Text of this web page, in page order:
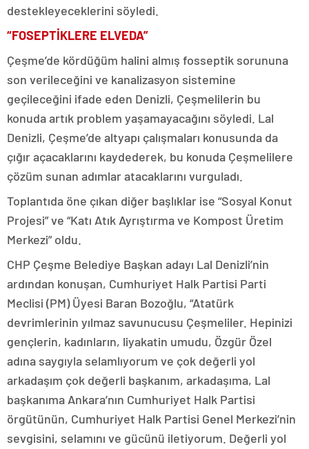
destekleyeceklerini söyledi.
“FOSEPTİKLERE ELVEDA”
Çeşme’de kördüğüm halini almış fosseptik sorununa
son verileceğini ve kanalizasyon sistemine
geçileceğini ifade eden Denizli, Çeşmelilerin bu
konuda artık problem yaşamayacağını söyledi. Lal
Denizli, Çeşme’de altyapı çalışmaları konusunda da
çığır açacaklarını kaydederek, bu konuda Çeşmelilere
çözüm sunan adımlar atacaklarını vurguladı.
Toplantıda öne çıkan diğer başlıklar ise “Sosyal Konut
Projesi” ve “Katı Atık Ayrıştırma ve Kompost Üretim
Merkezi” oldu.
CHP Çeşme Belediye Başkan adayı Lal Denizli’nin
ardından konuşan, Cumhuriyet Halk Partisi Parti
Meclisi (PM) Üyesi Baran Bozoğlu, “Atatürk
devrimlerinin yılmaz savunucusu Çeşmeliler. Hepinizi
gençlerin, kadınların, liyakatin umudu, Özgür Özel
adına saygıyla selamlıyorum ve çok değerli yol
arkadaşım çok değerli başkanım, arkadaşıma, Lal
başkanıma Ankara’nın Cumhuriyet Halk Partisi
örgütünün, Cumhuriyet Halk Partisi Genel Merkezi’nin
sevgisini, selamını ve gücünü iletiyorum. Değerli yol